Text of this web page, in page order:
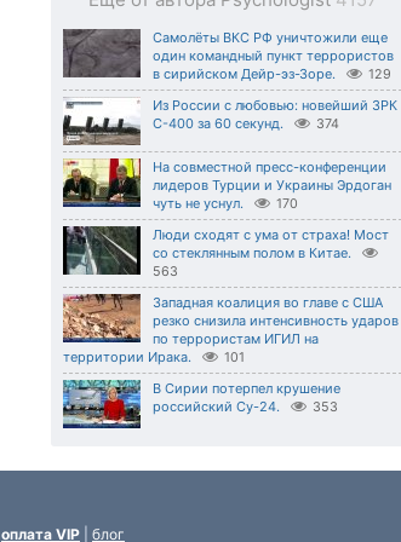
Самолёты ВКС РФ уничтожили еще
один командный пункт террористов
в сирийском Дейр-эз-Зоре.
129
Из России с любовью: новейший ЗРК
С-400 за 60 секунд.
374
На совместной пресс-конференции
лидеров Турции и Украины Эрдоган
чуть не уснул.
170
Люди сходят с ума от страха! Мост
со стеклянным полом в Китае.
563
Западная коалиция во главе с США
резко снизила интенсивность ударов
по террористам ИГИЛ на
территории Ирака.
101
В Сирии потерпел крушение
российский Су-24.
353
оплата VIP блог